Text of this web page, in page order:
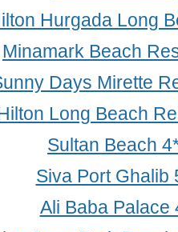
Hurgada Long
Minamark Beach
Days Mirette
Long Beach
Sultan Beach
Siva Port Ghalib
Ali Baba Palace